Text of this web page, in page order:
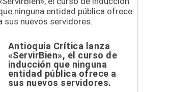
Antioquia Crítica lanza
«ServirBien», el curso de
inducción que ninguna
entidad pública ofrece a
sus nuevos servidores.